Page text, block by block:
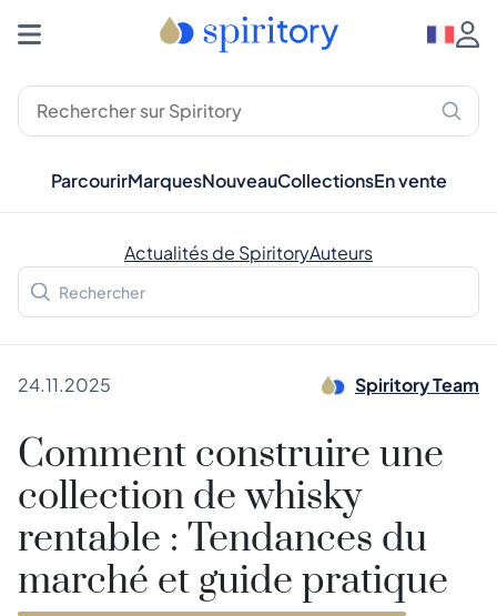
ParcourirMarquesNouveauCollectionsEn vente
Actualités de SpiritoryAuteurs
24.11.2025 Spiritory Team
Comment construire une
collection de whisky
rentable : Tendances du
marché et guide pratique